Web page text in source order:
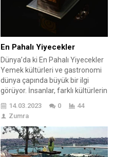
En Pahalı Yiyecekler
Dünya’da ki En Pahalı Yiyecekler
Yemek kültürleri ve gastronomi
dünya çapında büyük bir ilgi
görüyor. İnsanlar, farklı kültürlerin
lezzetler keşfetmek için seyahat
ediyorlar. Ancak, bazı yiyecekler
çok pahalıdır ve sadece birkaç
kişinin bütçesiyle uyumludur.
Dünyanın en pahalı yiyecekler
14.03.2023 0
44
Zumra